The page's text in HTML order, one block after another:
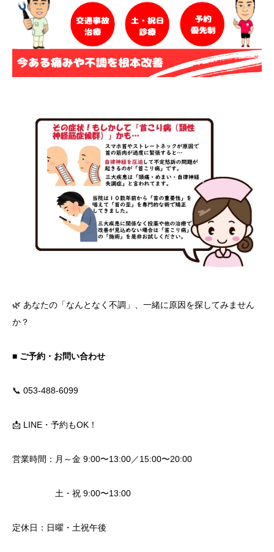
🌿 あなたの「なんとなく不調」、一緒に原因を探してみません
か？
■ ご予約・お問い合わせ
📞 053-488-6099
📩 LINE・予約もOK！
営業時間：月～金 9:00〜13:00／15:00〜20:00
土・祝 9:00〜13:00
定休日：日曜・土祝午後